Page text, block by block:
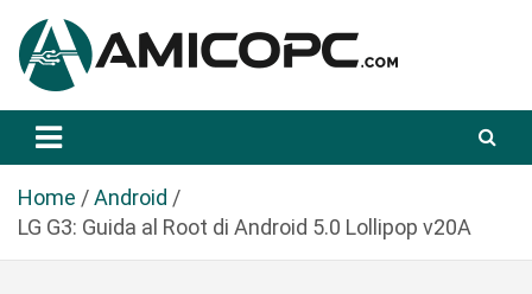
a
Amicopc.com
Home
Android
LG G3: Guida al Root di Android 5.0 Lollipop v20A